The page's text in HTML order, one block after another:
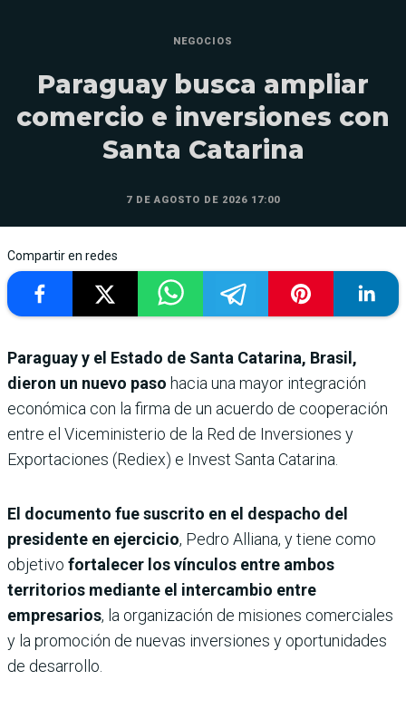
NEGOCIOS
Paraguay busca ampliar
comercio e inversiones con
Santa Catarina
7 DE AGOSTO DE 2026 17:00
Compartir en redes
Paraguay y el Estado de Santa Catarina, Brasil,
dieron un nuevo paso hacia una mayor integración
económica con la firma de un acuerdo de cooperación
entre el Viceministerio de la Red de Inversiones y
Exportaciones (Rediex) e Invest Santa Catarina.
El documento fue suscrito en el despacho del
presidente en ejercicio, Pedro Alliana, y tiene como
objetivo fortalecer los vínculos entre ambos
territorios mediante el intercambio entre
empresarios, la organización de misiones comerciales
y la promoción de nuevas inversiones y oportunidades
de desarrollo.